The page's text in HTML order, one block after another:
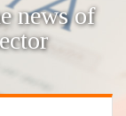
news of